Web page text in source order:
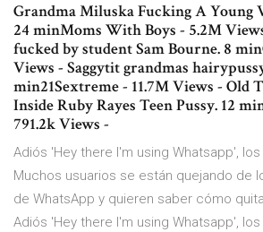
Grandma Miluska Fucking A Young
24 minMoms With Boys - 5.2M
fucked by student Sam Bourne. 8
Views - Saggytit grandmas
min21Sextreme - 11.7M Views - Old
Inside Ruby Rayes Teen Pussy. 12
791.2k Views -
Adiós 'Hey there I'm using Whatsapp',
Muchos usuarios se están quejando de
de WhatsApp y quieren saber cómo
Adiós 'Hey there I'm using Whatsapp',